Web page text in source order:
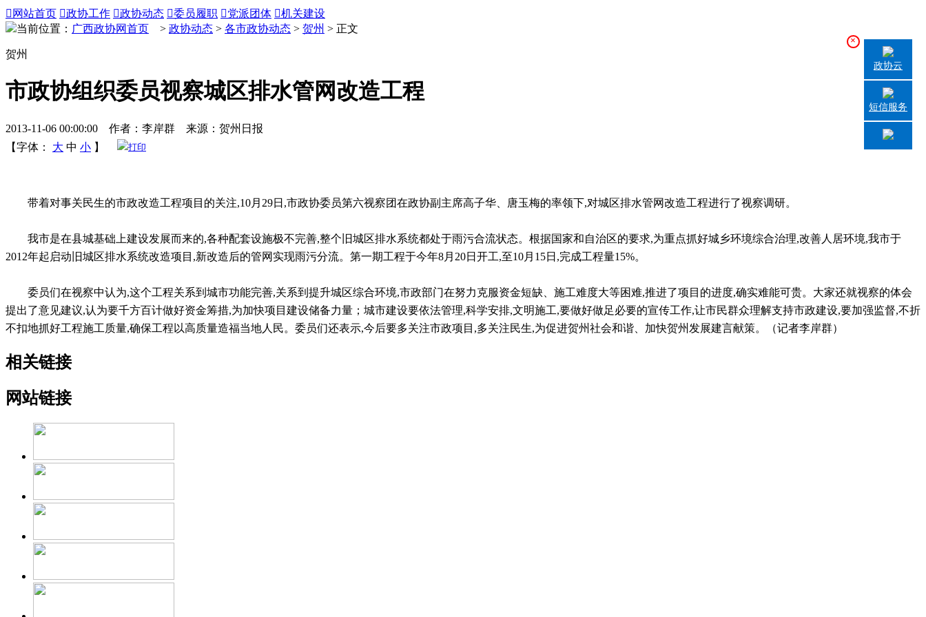
 网站首页 政协工作 政协动态 委员履职 党派团体 机关建设
当前位置： 广西政协网首页 > 政协动态 > 各市政协动态 > 贺州 > 正文
贺州
市政协组织委员视察城区排水管网改造工程
2013-11-06 00:00:00 作者：李岸群 来源：贺州日报
【字体：
大 中 小 】 打印
带着对事关民生的市政改造工程项目的关注,10月 29日 ,市政协委员第六视察团在政协副主席高子华、唐玉梅的率领下,对城区排水管网改造工程进行了视察调研。
我市是在县城基础上建设发展而来的,各种配套设施极不完善,整个旧城区排水系统都处于雨污合流状态。根据国家和自治区的要求,为重点抓好城乡环境综合治理,改善人居环境,我市于
2012年起启动旧城区排水系统改造项目 ,新改造后的管网实现雨污分流。第一期工程于今年8月 20日开工,至10月 15日 ,完成工程量15%。
委员们在视察中认为,这个工程关系到城市功能完善,关系到提升城区综合环境,市政部门在努力克服资金短缺、施工难度大等困难,推进了项目的进度,确实难能可贵。大家还就视察的体会
提出了意见建议,认为要千方百计做好资金筹措,为加快项目建设储备力量；城市建设要依法管理,科学安排,文明施工,要做好做足必要的宣传工作,让市民群众理解支持市政建设,要加强监督,不折
不扣地抓好工程施工质量,确保工程以高质量造福当地人民。委员们还表示,今后要多关注市政项目 ,多关注民生,为促进贺州社会和谐、加快贺州发展建言献策。（记者李岸群）
相关链接
网站链接
×
政协云
短信服务